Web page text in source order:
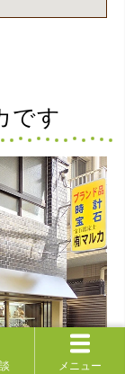
です
メニュー